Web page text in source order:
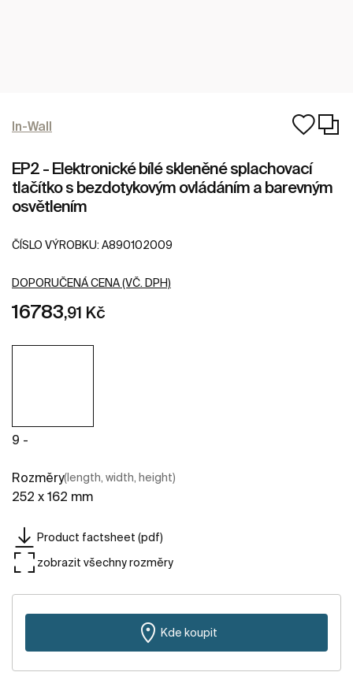
In-Wall
EP2 - Elektronické bílé skleněné splachovací
tlačítko s bezdotykovým ovládáním a barevným
osvětlením
ČÍSLO VÝROBKU: A890102009
DOPORUČENÁ CENA (VČ. DPH)
16783,91 Kč
9 -
Rozměry(length, width, height)
252 x 162 mm
Product factsheet (pdf)
zobrazit všechny rozměry
Kde koupit